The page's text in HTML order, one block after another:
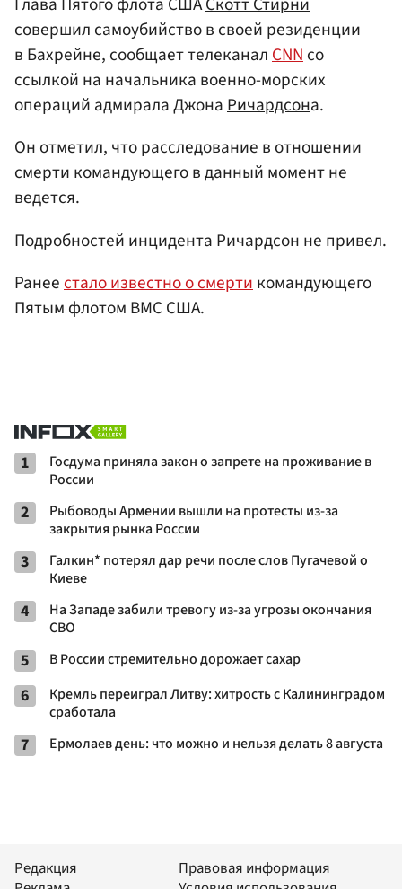
совершил самоубийство в своей резиденции
в Бахрейне, сообщает телеканалCNNсо
ссылкой на начальника военно-морских
операций адмирала ДжонаРичардсона.
Он отметил, что расследование в отношении
смерти командующего в данный момент не
ведется.
Подробностей инцидента Ричардсон не привел.
Ранеестало известно о смертикомандующего
Пятым флотом ВМС США.
1
Госдума приняла закон о запрете на проживание в
России
2
Рыбоводы Армении вышли на протесты из-за
закрытия рынка России
3
Галкин* потерял дар речи после слов Пугачевой о
Киеве
4
На Западе забили тревогу из-за угрозы окончания
СВО
5 В России стремительно дорожает сахар
6
Кремль переиграл Литву: хитрость с Калининградом
сработала
7 Ермолаев день: что можно и нельзя делать 8 августа
Редакция
Правовая информация